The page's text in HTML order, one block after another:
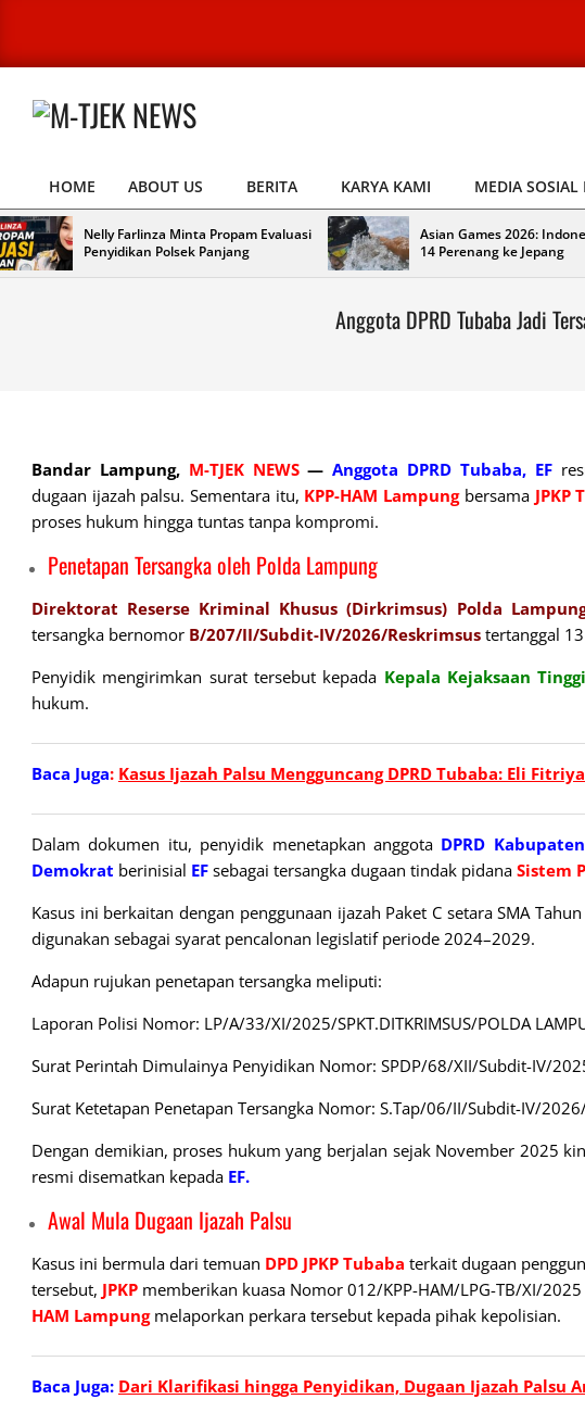
content
TJEK
NEWS
Primary
Navigation
Menu
HOME ABOUT US BERITA KARYA KAMI MEDIA SOSIAL
Nelly Farlinza Minta Propam Evaluasi
Penyidikan Polsek Panjang
Asian Games 2026:
14 Perenang ke Jepang
Anggota DPRD Tubaba Jadi
Bandar Lampung, M-TJEK NEWS— Anggota DPRD Tubaba, EF
dugaan ijazah palsu. Sementara itu, KPP-HAM Lampungbersama JPKP
proses hukum hingga tuntas tanpa kompromi.
Penetapan Tersangka oleh Polda Lampung
Direktorat Reserse Kriminal Khusus (Dirkrimsus) Polda
tersangka bernomor B/207/II/Subdit-IV/2026/Reskrimsus tertanggal
Penyidik mengirimkan surat tersebut kepada Kepala Kejaksaan
hukum.
Baca Juga: Kasus Ijazah Palsu Mengguncang DPRD Tubaba: Eli
Dalam dokumen itu, penyidik menetapkan anggota DPRD
Demokrat berinisial EF sebagai tersangka dugaan tindak pidana Sistem
Kasus ini berkaitan dengan penggunaan ijazah Paket C setara SMA
digunakan sebagai syarat pencalonan legislatif periode 2024–2029.
Adapun rujukan penetapan tersangka meliputi:
Laporan Polisi Nomor: LP/A/33/XI/2025/SPKT.DITKRIMSUS/POLDA
Surat Perintah Dimulainya Penyidikan Nomor: SPDP/68/XII/Subdit-IV/
Surat Ketetapan Penetapan Tersangka Nomor: S.Tap/06/II/Subdit-IV/
Dengan demikian, proses hukum yang berjalan sejak November 2025
resmi disematkan kepada EF.
Awal Mula Dugaan Ijazah Palsu
Kasus ini bermula dari temuan DPD JPKP Tubaba terkait dugaan
tersebut, JPKP memberikan kuasa Nomor 012/KPP-HAM/LPG-TB/XI/
HAM Lampungmelaporkan perkara tersebut kepada pihak kepolisian.
Baca Juga: Dari Klarifikasi hingga Penyidikan, Dugaan Ijazah Palsu